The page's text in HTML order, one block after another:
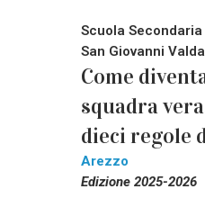
Scuola
San Giovanni
Come
squadra
dieci regole
Arezzo
Edizione 2025-2026